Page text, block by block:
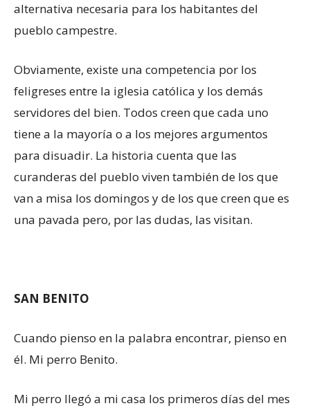
alternativa necesaria para los habitantes del
pueblo campestre.
Obviamente, existe una competencia por los
feligreses entre la iglesia católica y los demás
servidores del bien. Todos creen que cada uno
tiene a la mayoría o a los mejores argumentos
para disuadir. La historia cuenta que las
curanderas del pueblo viven también de los que
van a misa los domingos y de los que creen que es
una pavada pero, por las dudas, las visitan.
SAN BENITO
Cuando pienso en la palabra encontrar, pienso en
él. Mi perro Benito.
Mi perro llegó a mi casa los primeros días del mes